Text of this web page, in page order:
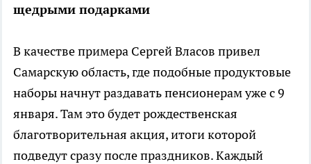
щедрыми подарками
В качестве примера Сергей Власов привел
Самарскую область, где подобные продуктовые
наборы начнут раздавать пенсионерам уже с 9
января. Там это будет рождественская
благотворительная акция, итоги которой
подведут сразу после праздников. Каждый